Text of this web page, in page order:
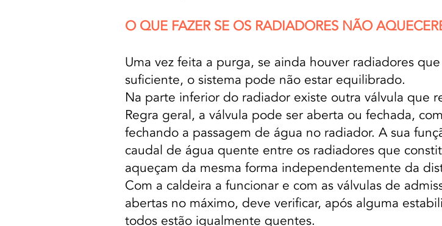
O QUE FAZER SE OS RADIADORES NÃO
Uma vez feita a purga, se ainda houver radiadores
suficiente, o sistema pode não estar equilibrado.
Na parte inferior do radiador existe outra válvula que
Regra geral, a válvula pode ser aberta ou fechada,
fechando a passagem de água no radiador. A sua
caudal de água quente entre os radiadores que
aqueçam da mesma forma independentemente da
Com a caldeira a funcionar e com as válvulas de
abertas no máximo, deve verificar, após alguma
todos estão igualmente quentes.